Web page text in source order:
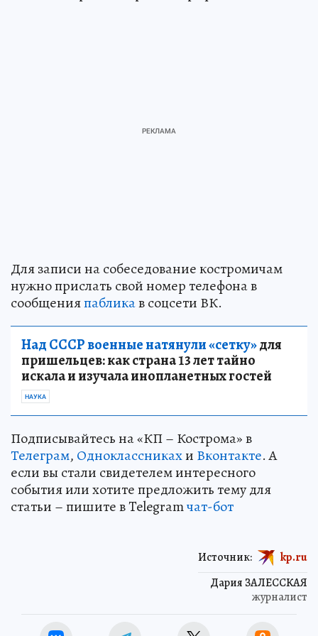
Для записи на собеседование костромичам
нужно прислать свой номер телефона в
сообщенияпабликав соцсети ВК.
Над СССР военные натянули «сетку»для
пришельцев: как страна 13 лет тайно
искала и изучала инопланетных гостей
НАУКА
Подписывайтесь на «КП – Кострома» в
Телеграм, Одноклассникахи Вконтакте. А
если вы стали свидетелем интересного
события или хотите предложить тему для
статьи – пишите в Telegramчат-бот
Дария ЗАЛЕССКАЯ
журналист
Источник: kp.ru